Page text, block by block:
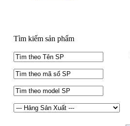
Tìm kiếm sản phẩm